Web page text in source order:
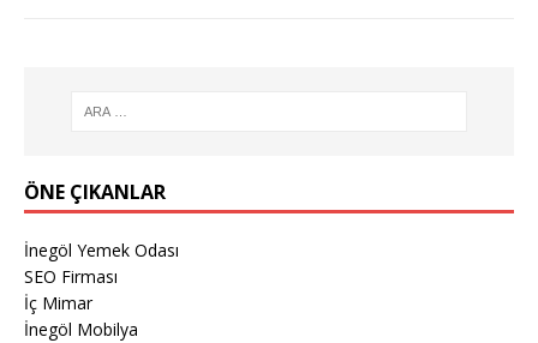
ÖNE ÇIKANLAR
İnegöl Yemek Odası
SEO Firması
İç Mimar
İnegöl Mobilya